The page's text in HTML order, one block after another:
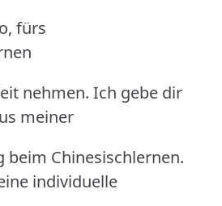
fürs
nehmen. Ich gebe dir
meiner
beim Chinesischlernen.
individuelle